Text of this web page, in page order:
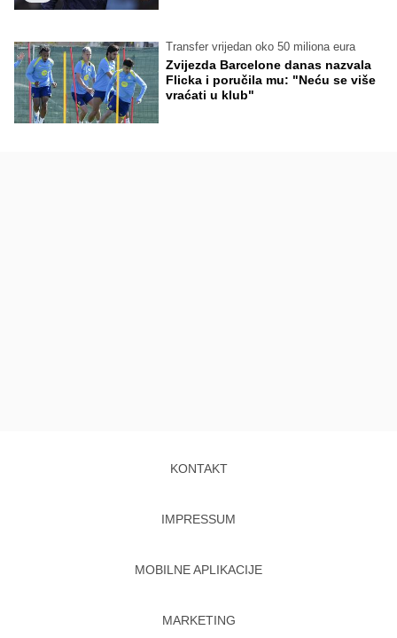
Transfer vrijedan oko 50 miliona eura
Zvijezda Barcelone danas nazvala
Flicka i poručila mu: "Neću se više
vraćati u klub"
KONTAKT
IMPRESSUM
MOBILNE APLIKACIJE
MARKETING